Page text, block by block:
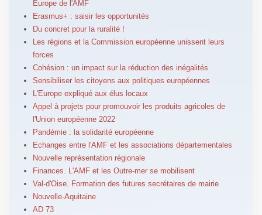
Europe de l'AMF
Erasmus+ : saisir les opportunités
Du concret pour la ruralité !
Les régions et la Commission européenne unissent leurs
forces
Cohésion : un impact sur la réduction des inégalités
Sensibiliser les citoyens aux politiques européennes
L'Europe expliqué aux élus locaux
Appel à projets pour promouvoir les produits agricoles de
l'Union européenne 2022
Pandémie : la solidarité européenne
Echanges entre l'AMF et les associations départementales
Nouvelle représentation régionale
Finances. L'AMF et les Outre-mer se mobilisent
Val-d'Oise. Formation des futures secrétaires de mairie
Nouvelle-Aquitaine
AD 73